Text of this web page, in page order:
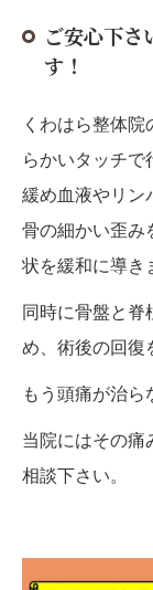
ご安心下さ
す！
くわはら整体
らかいタッチで
緩め血液やリン
骨の細かい歪み
状を緩和に導き
同時に骨盤と脊
め、術後の回復
もう頭痛が治ら
当院にはその痛
相談下さい。